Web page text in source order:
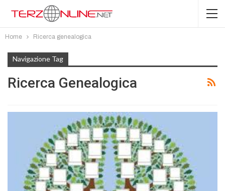
Home Ricerca genealogica
Navigazione Tag
Ricerca Genealogica